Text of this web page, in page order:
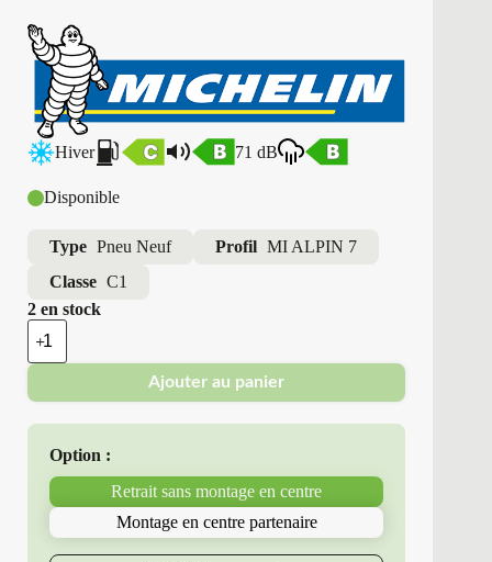
Hiver 71 dB
Disponible
Type Pneu Neuf Profil MI ALPIN 7
Classe C1
2 en stock
quantité
de
Michelin
Pneus
Neufs
225/55R16
ALPIN
Ajouter au panier
Option :
Retrait sans montage en centre
Montage en centre partenaire